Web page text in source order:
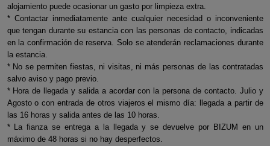
alojamiento puede ocasionar un gasto por limpieza extra.
* Contactar inmediatamente ante cualquier necesidad o inconveniente
que tengan durante su estancia con las personas de contacto, indicadas
en la confirmación de reserva. Solo se atenderán reclamaciones durante
la estancia.
* No se permiten fiestas, ni visitas, ni más personas de las contratadas
salvo aviso y pago previo.
* Hora de llegada y salida a acordar con la persona de contacto. Julio y
Agosto o con entrada de otros viajeros el mismo día: llegada a partir de
las 16 horas y salida antes de las 10 horas.
* La fianza se entrega a la llegada y se devuelve por BIZUM en un
máximo de 48 horas si no hay desperfectos.